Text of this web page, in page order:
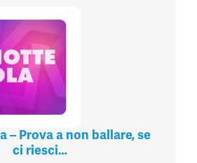
– Prova a non ballare, se
ci riesci…